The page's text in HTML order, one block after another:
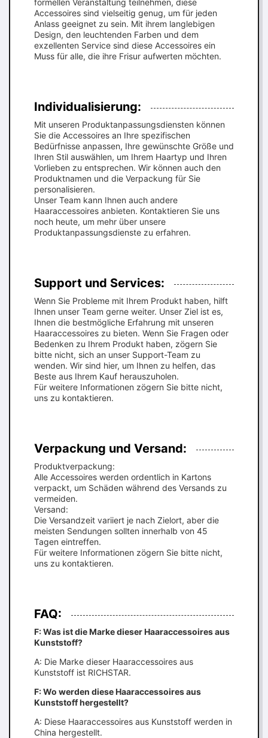
formellen Veranstaltung teilnehmen, diese
Accessoires sind vielseitig genug, um für jeden
Anlass geeignet zu sein. Mit ihrem langlebigen
Design, den leuchtenden Farben und dem
exzellenten Service sind diese Accessoires ein
Muss für alle, die ihre Frisur aufwerten möchten.
Individualisierung:
Mit unseren Produktanpassungsdiensten können
Sie die Accessoires an Ihre spezifischen
Bedürfnisse anpassen, Ihre gewünschte Größe und
Ihren Stil auswählen, um Ihrem Haartyp und Ihren
Vorlieben zu entsprechen. Wir können auch den
Produktnamen und die Verpackung für Sie
personalisieren.
Unser Team kann Ihnen auch andere
Haaraccessoires anbieten. Kontaktieren Sie uns
noch heute, um mehr über unsere
Produktanpassungsdienste zu erfahren.
Support und Services:
Wenn Sie Probleme mit Ihrem Produkt haben, hilft
Ihnen unser Team gerne weiter. Unser Ziel ist es,
Ihnen die bestmögliche Erfahrung mit unseren
Haaraccessoires zu bieten. Wenn Sie Fragen oder
Bedenken zu Ihrem Produkt haben, zögern Sie
bitte nicht, sich an unser Support-Team zu
wenden. Wir sind hier, um Ihnen zu helfen, das
Beste aus Ihrem Kauf herauszuholen.
Für weitere Informationen zögern Sie bitte nicht,
uns zu kontaktieren.
Verpackung und Versand:
Produktverpackung:
Alle Accessoires werden ordentlich in Kartons
verpackt, um Schäden während des Versands zu
vermeiden.
Versand:
Die Versandzeit variiert je nach Zielort, aber die
meisten Sendungen sollten innerhalb von 45
Tagen eintreffen.
Für weitere Informationen zögern Sie bitte nicht,
uns zu kontaktieren.
FAQ:
F: Was ist die Marke dieser Haaraccessoires aus
Kunststoff?
A: Die Marke dieser Haaraccessoires aus
Kunststoff ist RICHSTAR.
F: Wo werden diese Haaraccessoires aus
Kunststoff hergestellt?
A: Diese Haaraccessoires aus Kunststoff werden in
China hergestellt.